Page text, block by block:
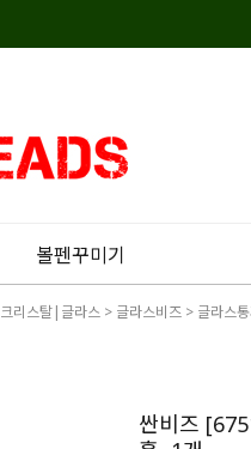
볼펜꾸미기
크리스탈|글라스 > 글라스비즈 > 글라스
싼비즈